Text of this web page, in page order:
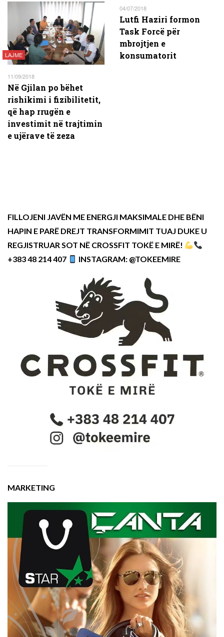
LAJME
11/09/2018
Në Gjilan po bëhet
rishikimi i fizibilitetit,
që hap rrugën e
investimit në trajtimin
e ujërave të zeza
04/07/2018
Lutfi Haziri formon
Task Forcë për
mbrojtjen e
konsumatorit
FILLOJENI JAVËN ME ENERGJI MAKSIMALE DHE BËNI
HAPIN E PARË DREJT TRANSFORMIMIT TUAJ DUKE U
REGJISTRUAR SOT NË CROSSFIT TOKË E MIRË!
+383 48 214 407
INSTAGRAM: @TOKEEMIRE
MARKETING